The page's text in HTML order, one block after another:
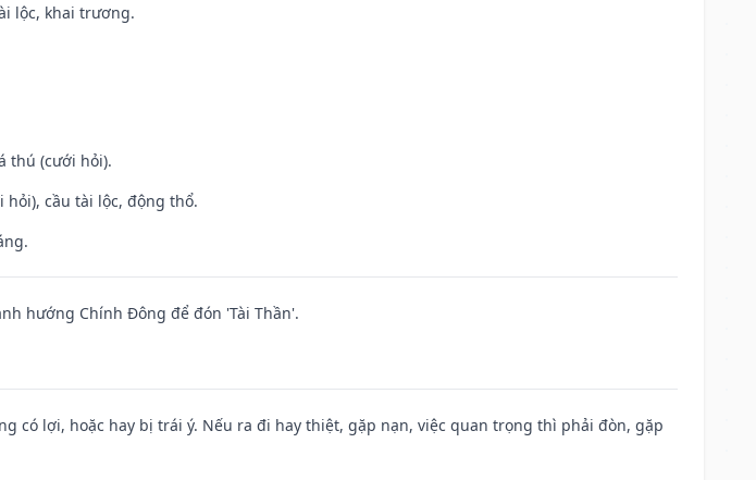
lộc, khai trương.
thú (cưới hỏi).
hỏi), cầu tài lộc, động thổ.
hướng Chính Đông để đón 'Tài Thần'.
có lợi, hoặc hay bị trái ý. Nếu ra đi hay thiệt, gặp nạn, việc quan trọng thì phải đòn, gặp